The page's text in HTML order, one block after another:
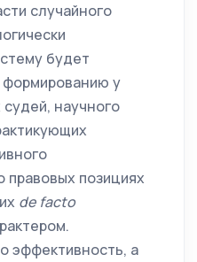
случайного
будет
формированию у
научного
правовых позициях
de facto
эффективность, а